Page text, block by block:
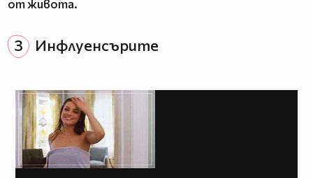
от живота.
3 Инфлуенсърите